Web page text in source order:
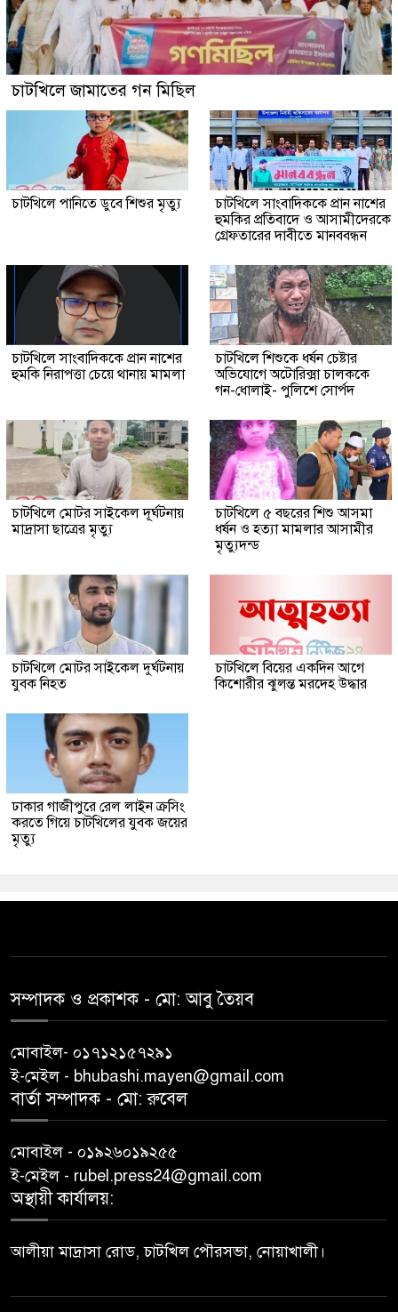
চাটখিলে জামাতের গন মিছিল
চাটখিলে পানিতে ডুবে শিশুর মৃত্যু
চাটখিলে সাংবাদিককে প্রান নাশের
হুমকির প্রতিবাদে ও আসামীদেরকে
গ্রেফতারের দাবীতে মানববন্ধন
চাটখিলে সাংবাদিককে প্রান নাশের
হুমকি নিরাপত্তা চেয়ে থানায় মামলা
চাটখিলে শিশুকে ধর্ষন চেষ্টার
অভিযোগে অটোরিক্সা চালককে
গন-ধোলাই- পুলিশে সোর্পদ
চাটখিলে মোটর সাইকেল দূর্ঘটনায়
মাদ্রাসা ছাত্রের মৃত্যু
চাটখিলে ৫ বছরের শিশু আসমা
ধর্ষন ও হত্যা মামলার আসামীর
মৃত্যুদন্ড
চাটখিলে মোটর সাইকেল দুর্ঘটনায়
যুবক নিহত
চাটখিলে বিয়ের একদিন আগে
কিশোরীর ঝুলন্ত মরদেহ উদ্ধার
ঢাকার গাজীপুরে রেল লাইন ক্রসিং
করতে গিয়ে চাটখিলের যুবক জয়ের
মৃত্যু
সম্পাদক ও প্রকাশক -‌ মো: আবু‌ তৈয়ব
মোবাইল- ০১৭১২১৫৭২৯১
ই-মেইল - bhubashi.mayen@gmail.com
বার্তা সম্পাদক - মো: রু‌বেল
মোবাইল - ০১৯২৬০১৯২৫৫
ই-মেইল - rubel.press24@gmail.com
অস্থায়ী কার্যালয়:
আলীয়া মাদ্রাসা রোড, চাটখিল পৌরসভা, নোয়াখালী।